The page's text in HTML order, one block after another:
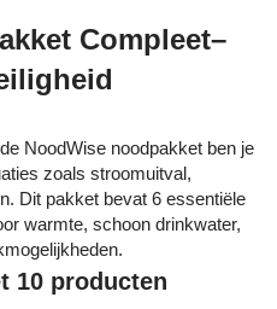
Compleet–
NoodWise noodpakket ben je
zoals stroomuitval,
Dit pakket bevat 6 essentiële
warmte, schoon drinkwater,
10 producten